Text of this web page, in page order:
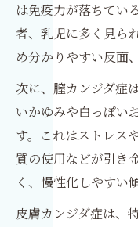
は免疫力が落ちてい
者、乳児に多く見ら
め分かりやすい反面
次に、膣カンジダ症
いかゆみや白っぽい
す。これはストレス
質の使用などが引き
く、慢性化しやすい
皮膚カンジダ症は、